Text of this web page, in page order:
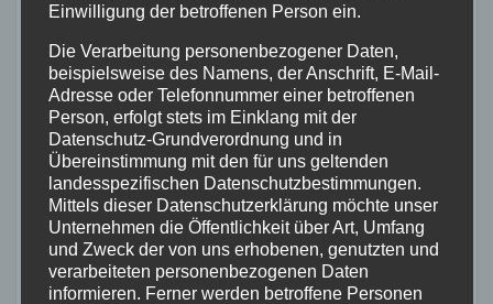
FEUERWEHR NEUWIED POLIZEI
Waldbrand bei Leutesdorf
schnell gelöscht –
Feuerwehr warnt vor
erhöhter Brandgefahr
7. AUG. 2026
Einwilligung der betroffenen Person ein.
Die Verarbeitung personenbezogener Daten,
beispielsweise des Namens, der Anschrift, E-Mail-
Adresse oder Telefonnummer einer betroffenen
Person, erfolgt stets im Einklang mit der
Datenschutz-Grundverordnung und in
Übereinstimmung mit den für uns geltenden
landesspezifischen Datenschutzbestimmungen.
Mittels dieser Datenschutzerklärung möchte unser
Unternehmen die Öffentlichkeit über Art, Umfang
und Zweck der von uns erhobenen, genutzten und
verarbeiteten personenbezogenen Daten
informieren. Ferner werden betroffene Personen